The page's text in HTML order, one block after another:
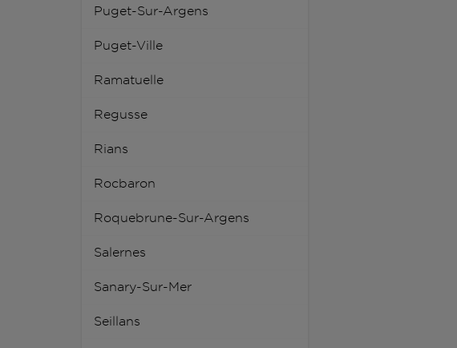
Puget-Sur-Argens
Puget-Ville
Ramatuelle
Regusse
Rians
Rocbaron
Roquebrune-Sur-Argens
Salernes
Sanary-Sur-Mer
Seillans